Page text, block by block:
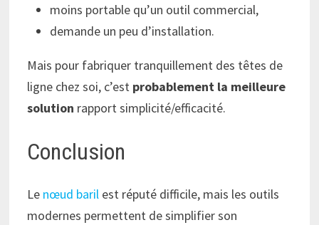
moins portable qu’un outil commercial,
demande un peu d’installation.
Mais pour fabriquer tranquillement des têtes de
ligne chez soi, c’est probablement la meilleure
solution rapport simplicité/efficacité.
Conclusion
Lenœud barilest réputé difficile, mais les outils
modernes permettent de simplifier son